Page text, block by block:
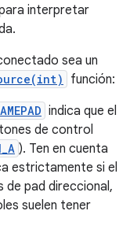
interpretar
sea un
función:
indica que el
de control
). Ten en cuenta
estrictamente si el
pad direccional,
suelen tener